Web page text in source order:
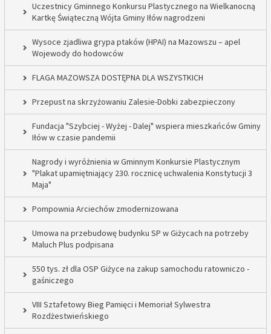
Uczestnicy Gminnego Konkursu Plastycznego na Wielkanocną
Kartkę Świąteczną Wójta Gminy Iłów nagrodzeni
Wysoce zjadliwa grypa ptaków (HPAI) na Mazowszu – apel
Wojewody do hodowców
FLAGA MAZOWSZA DOSTĘPNA DLA WSZYSTKICH
Przepust na skrzyżowaniu Zalesie-Dobki zabezpieczony
Fundacja "Szybciej - Wyżej - Dalej" wspiera mieszkańców Gminy
Iłów w czasie pandemii
Nagrody i wyróżnienia w Gminnym Konkursie Plastycznym
"Plakat upamiętniający 230. rocznicę uchwalenia Konstytucji 3
Maja"
Pompownia Arciechów zmodernizowana
Umowa na przebudowę budynku SP w Giżycach na potrzeby
Maluch Plus podpisana
550 tys. zł dla OSP Giżyce na zakup samochodu ratowniczo -
gaśniczego
VIII Sztafetowy Bieg Pamięci i Memoriał Sylwestra
Rozdżestwieńskiego